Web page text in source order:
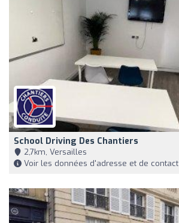
School Driving Des Chantiers
2,7km, Versailles
Voir les données d'adresse et de contact